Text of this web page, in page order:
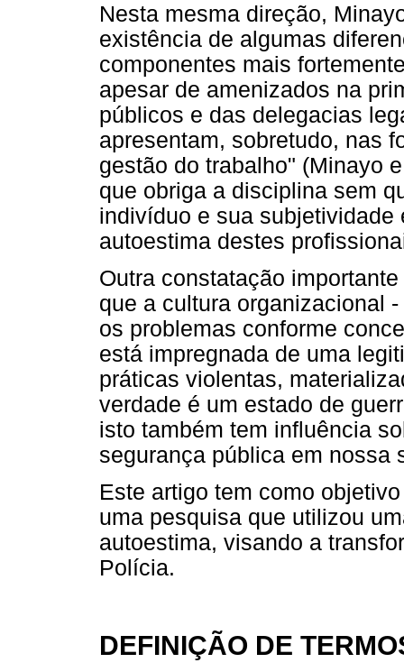
Nesta mesma direção,
existência de algumas
componentes mais
apesar de amenizados na
públicos e das delegacias
apresentam, sobretudo, nas
gestão do trabalho" (Minayo
que obriga a disciplina sem
indivíduo e sua
autoestima destes
Outra constatação
que a cultura organizacional
os problemas conforme
está impregnada de uma
práticas violentas,
verdade é um estado de
isto também tem influência
segurança pública em nossa
Este artigo tem como
uma pesquisa que utilizou
autoestima, visando a
Polícia.
DEFINIÇÃO DE